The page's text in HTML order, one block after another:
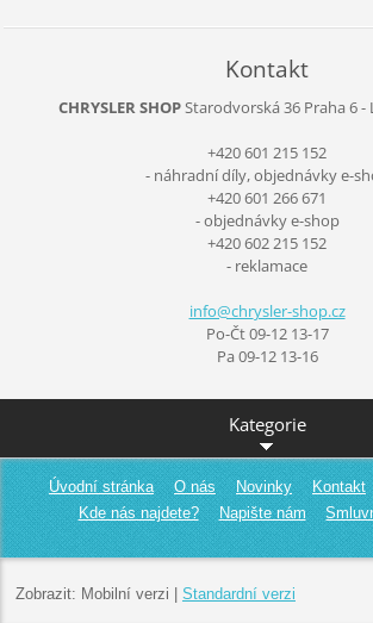
Kontakt
CHRYSLER SHOPStarodvorská 36 Praha 6 -
+420 601 215 152
- náhradní díly, objednávky e-
+420 601 266 671
- objednávky e-shop
+420 602 215 152
- reklamace
info@chrysler-shop.cz
Po-Čt 09-12 13-17
Pa 09-12 13-16
Kategorie
Úvodní stránka O nás Novinky Kontakt
Kde nás najdete?
Napište nám
Zobrazit: Mobilní verzi Standardní verzi